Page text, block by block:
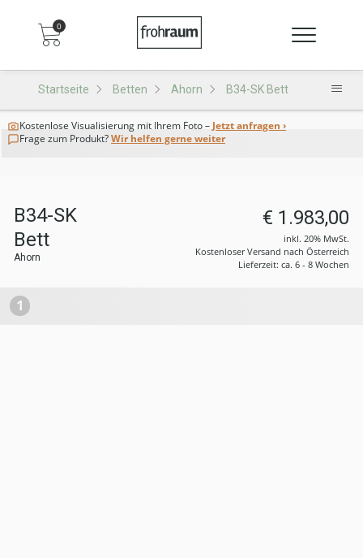
0
Startseite Betten Ahorn B34-SK Bett
Kostenlose Visualisierung mit Ihrem Foto – Jetzt anfragen ›
Frage zum Produkt?Wir helfen gerne weiter
B34-SK
Bett
Ahorn
€ 1.983,00
inkl. 20% MwSt.
Kostenloser Versand nach Österreich
Lieferzeit: ca. 6 - 8 Wochen
1